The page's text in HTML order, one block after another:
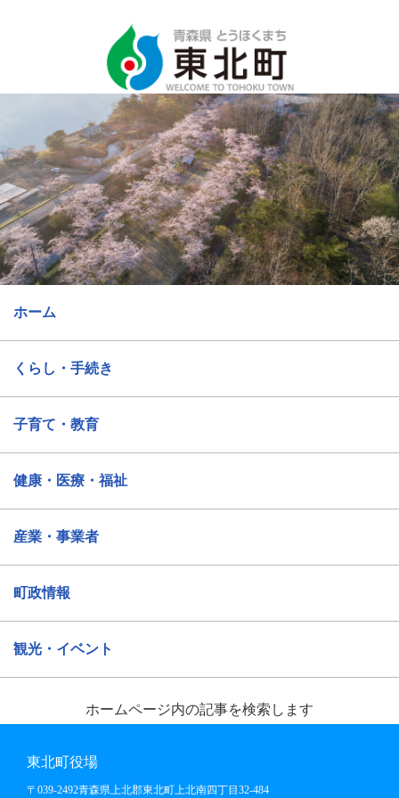
ホーム
くらし・手続き
子育て・教育
健康・医療・福祉
産業・事業者
町政情報
観光・イベント
ホームページ内の記事を検索します
東北町役場
〒039-2492青森県上北郡東北町上北南四丁目32-484